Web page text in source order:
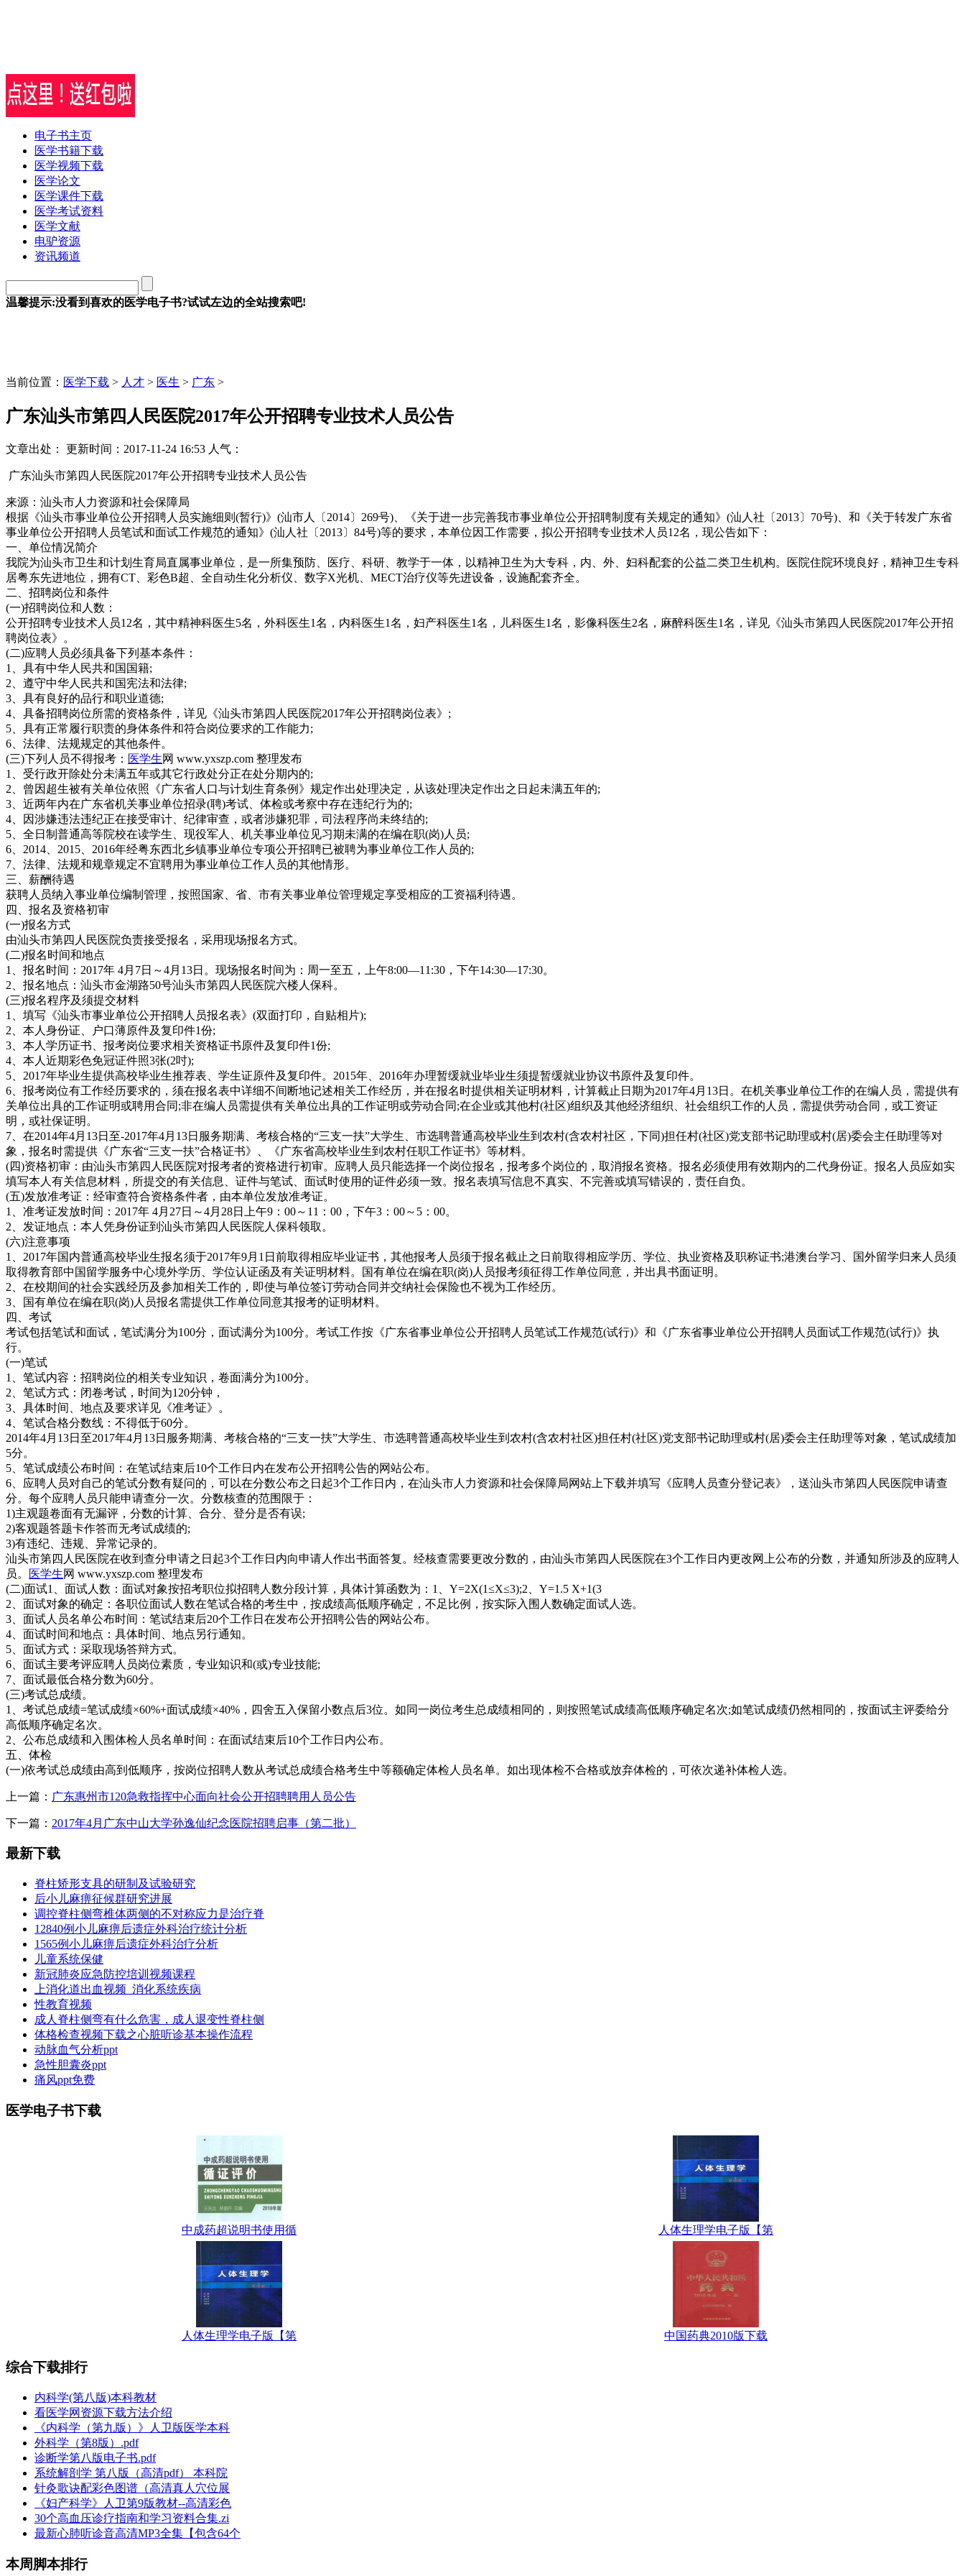
电子书主页
医学书籍下载
医学视频下载
医学论文
医学课件下载
医学考试资料
医学文献
电驴资源
资讯频道
温馨提示:没看到喜欢的医学电子书?试试左边的全站搜索吧!
当前位置： 医学下载 > 人才 > 医生 > 广东 >
广东汕头市第四人民医院2017年公开招聘专业技术人员公告
文章出处： 更新时间： 2017-11-24 16:53 人气：
广东汕头市第四人民医院2017年公开招聘专业技术人员公告
来源：汕头市人力资源和社会保障局
根据《汕头市事业单位公开招聘人员实施细则(暂行)》(汕市人〔2014〕269号)、《关于进一步完善我市事业单位公开招聘制度有关规定的通知》(汕人社〔2013〕70号)、和《关于转发广东省
事业单位公开招聘人员笔试和面试工作规范的通知》(汕人社〔2013〕84号)等的要求，本单位因工作需要，拟公开招聘专业技术人员12名，现公告如下：
一、单位情况简介
我院为汕头市卫生和计划生育局直属事业单位，是一所集预防、医疗、科研、教学于一体，以精神卫生为大专科，内、外、妇科配套的公益二类卫生机构。医院住院环境良好，精神卫生专科
居粤东先进地位，拥有CT、彩色B超、全自动生化分析仪、数字X光机、MECT治疗仪等先进设备，设施配套齐全。
二、招聘岗位和条件
(一)招聘岗位和人数：
公开招聘专业技术人员12名，其中精神科医生5名，外科医生1名，内科医生1名，妇产科医生1名，儿科医生1名，影像科医生2名，麻醉科医生1名，详见《汕头市第四人民医院2017年公开招
聘岗位表》。
(二)应聘人员必须具备下列基本条件：
1、具有中华人民共和国国籍;
2、遵守中华人民共和国宪法和法律;
3、具有良好的品行和职业道德;
4、具备招聘岗位所需的资格条件，详见《汕头市第四人民医院2017年公开招聘岗位表》;
5、具有正常履行职责的身体条件和符合岗位要求的工作能力;
6、法律、法规规定的其他条件。
(三)下列人员不得报考： 医学生网 www.yxszp.com 整理发布
1、受行政开除处分未满五年或其它行政处分正在处分期内的;
2、曾因超生被有关单位依照《广东省人口与计划生育条例》规定作出处理决定，从该处理决定作出之日起未满五年的;
3、近两年内在广东省机关事业单位招录(聘)考试、体检或考察中存在违纪行为的;
4、因涉嫌违法违纪正在接受审计、纪律审查，或者涉嫌犯罪，司法程序尚未终结的;
5、全日制普通高等院校在读学生、现役军人、机关事业单位见习期未满的在编在职(岗)人员;
6、2014、2015、2016年经粤东西北乡镇事业单位专项公开招聘已被聘为事业单位工作人员的;
7、法律、法规和规章规定不宜聘用为事业单位工作人员的其他情形。
三、薪酬待遇
获聘人员纳入事业单位编制管理，按照国家、省、市有关事业单位管理规定享受相应的工资福利待遇。
四、报名及资格初审
(一)报名方式
由汕头市第四人民医院负责接受报名，采用现场报名方式。
(二)报名时间和地点
1、报名时间：2017年 4月7日～4月13日。现场报名时间为：周一至五，上午8:00—11:30，下午14:30—17:30。
2、报名地点：汕头市金湖路50号汕头市第四人民医院六楼人保科。
(三)报名程序及须提交材料
1、填写《汕头市事业单位公开招聘人员报名表》(双面打印，自贴相片);
2、本人身份证、户口薄原件及复印件1份;
3、本人学历证书、报考岗位要求相关资格证书原件及复印件1份;
4、本人近期彩色免冠证件照3张(2吋);
5、2017年毕业生提供高校毕业生推荐表、学生证原件及复印件。2015年、2016年办理暂缓就业毕业生须提暂缓就业协议书原件及复印件。
6、报考岗位有工作经历要求的，须在报名表中详细不间断地记述相关工作经历，并在报名时提供相关证明材料，计算截止日期为2017年4月13日。在机关事业单位工作的在编人员，需提供有
关单位出具的工作证明或聘用合同;非在编人员需提供有关单位出具的工作证明或劳动合同;在企业或其他村(社区)组织及其他经济组织、社会组织工作的人员，需提供劳动合同，或工资证
明，或社保证明。
7、在2014年4月13日至-2017年4月13日服务期满、考核合格的“三支一扶”大学生、市选聘普通高校毕业生到农村(含农村社区，下同)担任村(社区)党支部书记助理或村(居)委会主任助理等对
象，报名时需提供《广东省“三支一扶”合格证书》、《广东省高校毕业生到农村任职工作证书》等材料。
(四)资格初审：由汕头市第四人民医院对报考者的资格进行初审。应聘人员只能选择一个岗位报名，报考多个岗位的，取消报名资格。报名必须使用有效期内的二代身份证。报名人员应如实
填写本人有关信息材料，所提交的有关信息、证件与笔试、面试时使用的证件必须一致。报名表填写信息不真实、不完善或填写错误的，责任自负。
(五)发放准考证：经审查符合资格条件者，由本单位发放准考证。
1、准考证发放时间：2017年 4月27日～4月28日上午9：00～11：00，下午3：00～5：00。
2、发证地点：本人凭身份证到汕头市第四人民医院人保科领取。
(六)注意事项
1、2017年国内普通高校毕业生报名须于2017年9月1日前取得相应毕业证书，其他报考人员须于报名截止之日前取得相应学历、学位、执业资格及职称证书;港澳台学习、国外留学归来人员须
取得教育部中国留学服务中心境外学历、学位认证函及有关证明材料。国有单位在编在职(岗)人员报考须征得工作单位同意，并出具书面证明。
2、在校期间的社会实践经历及参加相关工作的，即使与单位签订劳动合同并交纳社会保险也不视为工作经历。
3、国有单位在编在职(岗)人员报名需提供工作单位同意其报考的证明材料。
四、考试
考试包括笔试和面试，笔试满分为100分，面试满分为100分。考试工作按《广东省事业单位公开招聘人员笔试工作规范(试行)》和《广东省事业单位公开招聘人员面试工作规范(试行)》执
行。
(一)笔试
1、笔试内容：招聘岗位的相关专业知识，卷面满分为100分。
2、笔试方式：闭卷考试，时间为120分钟，
3、具体时间、地点及要求详见《准考证》。
4、笔试合格分数线：不得低于60分。
2014年4月13日至2017年4月13日服务期满、考核合格的“三支一扶”大学生、市选聘普通高校毕业生到农村(含农村社区)担任村(社区)党支部书记助理或村(居)委会主任助理等对象，笔试成绩加
5分。
5、笔试成绩公布时间：在笔试结束后10个工作日内在发布公开招聘公告的网站公布。
6、应聘人员对自己的笔试分数有疑问的，可以在分数公布之日起3个工作日内，在汕头市人力资源和社会保障局网站上下载并填写《应聘人员查分登记表》，送汕头市第四人民医院申请查
分。每个应聘人员只能申请查分一次。分数核查的范围限于：
1)主观题卷面有无漏评，分数的计算、合分、登分是否有误;
2)客观题答题卡作答而无考试成绩的;
3)有违纪、违规、异常记录的。
汕头市第四人民医院在收到查分申请之日起3个工作日内向申请人作出书面答复。经核查需要更改分数的，由汕头市第四人民医院在3个工作日内更改网上公布的分数，并通知所涉及的应聘人
员。
医学生网 www.yxszp.com 整理发布
(二)面试1、面试人数：面试对象按招考职位拟招聘人数分段计算，具体计算函数为：1、Y=2X(1≤X≤3);2、Y=1.5 X+1(3
2、面试对象的确定：各职位面试人数在笔试合格的考生中，按成绩高低顺序确定，不足比例，按实际入围人数确定面试人选。
3、面试人员名单公布时间：笔试结束后20个工作日在发布公开招聘公告的网站公布。
4、面试时间和地点：具体时间、地点另行通知。
5、面试方式：采取现场答辩方式。
6、面试主要考评应聘人员岗位素质，专业知识和(或)专业技能;
7、面试最低合格分数为60分。
(三)考试总成绩。
1、考试总成绩=笔试成绩×60%+面试成绩×40%，四舍五入保留小数点后3位。如同一岗位考生总成绩相同的，则按照笔试成绩高低顺序确定名次;如笔试成绩仍然相同的，按面试主评委给分
高低顺序确定名次。
2、公布总成绩和入围体检人员名单时间：在面试结束后10个工作日内公布。
五、体检
(一)依考试总成绩由高到低顺序，按岗位招聘人数从考试总成绩合格考生中等额确定体检人员名单。如出现体检不合格或放弃体检的，可依次递补体检人选。
上一篇： 广东惠州市120急救指挥中心面向社会公开招聘聘用人员公告
下一篇： 2017年4月广东中山大学孙逸仙纪念医院招聘启事（第二批）
最新下载
脊柱矫形支具的研制及试验研究
后小儿麻痹征候群研究进展
调控脊柱侧弯椎体两侧的不对称应力是治疗脊
12840例小儿麻痹后遗症外科治疗统计分析
1565例小儿麻痹后遗症外科治疗分析
儿童系统保健
新冠肺炎应急防控培训视频课程
上消化道出血视频_消化系统疾病
性教育视频
成人脊柱侧弯有什么危害，成人退变性脊柱侧
体格检查视频下载之心脏听诊基本操作流程
动脉血气分析ppt
急性胆囊炎ppt
痛风ppt免费
医学电子书下载
中成药超说明书使用循 人体生理学电子版【第
人体生理学电子版【第 中国药典2010版下载
综合下载排行
内科学(第八版)本科教材
看医学网资源下载方法介绍
《内科学（第九版）》人卫版医学本科
外科学（第8版）.pdf
诊断学第八版电子书.pdf
系统解剖学 第八版（高清pdf） 本科院
针灸歌诀配彩色图谱（高清真人穴位展
《妇产科学》人卫第9版教材--高清彩色
30个高血压诊疗指南和学习资料合集.zi
最新心肺听诊音高清MP3全集【包含64个
本周脚本排行